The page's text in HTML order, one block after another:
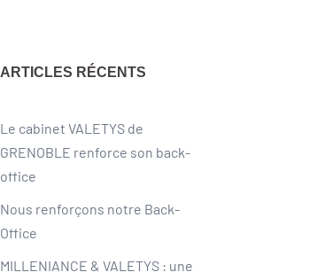
ARTICLES RÉCENTS
Le cabinet VALETYS de
GRENOBLE renforce son back-
office
Nous renforçons notre Back-
Office
MILLENIANCE & VALETYS : une